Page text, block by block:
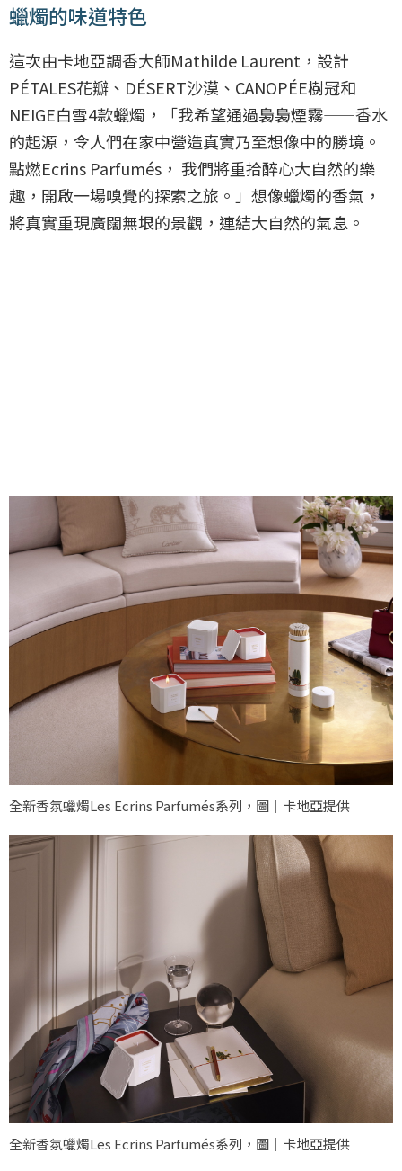
蠟燭的味道特色
這次由卡地亞調香大師Mathilde Laurent，設計
PÉTALES花瓣、DÉSERT沙漠、CANOPÉE樹冠和
NEIGE白雪4款蠟燭，「我希望通過裊裊煙霧⸺香水
的起源，令人們在家中營造真實乃至想像中的勝境。
點燃Ecrins Parfumés， 我們將重拾醉心大自然的樂
趣，開啟一場嗅覺的探索之旅。」想像蠟燭的香氣，
將真實重現廣闊無垠的景觀，連結大自然的氣息。
全新香氛蠟燭Les Ecrins Parfumés系列，圖｜卡地亞提供
全新香氛蠟燭Les Ecrins Parfumés系列，圖｜卡地亞提供